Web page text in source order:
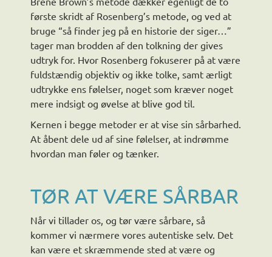
første skridt af Rosenberg’s metode, og ved at
bruge “så finder jeg på en historie der siger…”
tager man brodden af den tolkning der gives
udtryk for. Hvor Rosenberg fokuserer på at være
fuldstændig objektiv og ikke tolke, samt ærligt
udtrykke ens følelser, noget som kræver noget
mere indsigt og øvelse at blive god til.
Kernen i begge metoder er at vise sin sårbarhed.
At åbent dele ud af sine følelser, at indrømme
hvordan man føler og tænker.
TØR AT VÆRE SÅRBAR
Når vi tillader os, og tør være sårbare, så
kommer vi nærmere vores autentiske selv. Det
kan være et skræmmende sted at være og